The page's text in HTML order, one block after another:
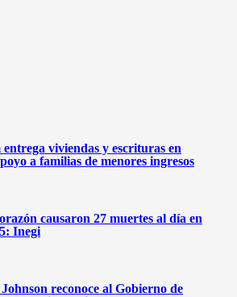
viviendas y escrituras en
a familias de menores ingresos
causaron 27 muertes al día en
Inegi
reconoce al Gobierno de